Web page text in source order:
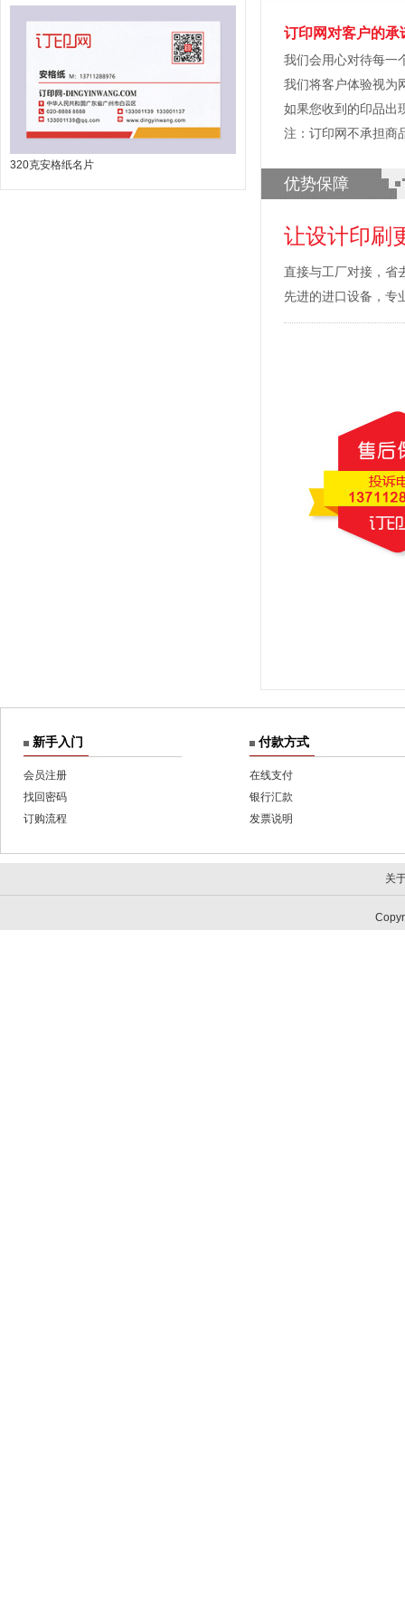
320克安格纸名片
订印网对客户的承
我们会用心对待每一
我们将客户体验视为
如果您收到的印品出
注：订印网不承担商
优势保障
让设计印刷
直接与工厂对接，省
先进的进口设备，专
新手入门
会员注册
找回密码
订购流程
付款方式
在线支付
银行汇款
发票说明
关